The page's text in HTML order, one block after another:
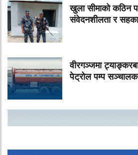
खुला सीमाको कठिन
संवेदनशीलता र
वीरगञ्जमा
पेट्रोल पम्प